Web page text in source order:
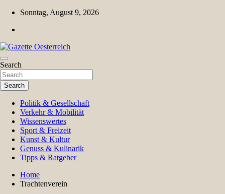
Skip
content
Sonntag, August 9, 2026
Gazette Oesterreich
Magazin für Freizeit, Politik, Kultur & Wissenschaft
Search
Search
Politik & Gesellschaft
Verkehr & Mobilität
Wissenswertes
Sport & Freizeit
Kunst & Kultur
Genuss & Kulinarik
Tipps & Ratgeber
Home
Trachtenverein